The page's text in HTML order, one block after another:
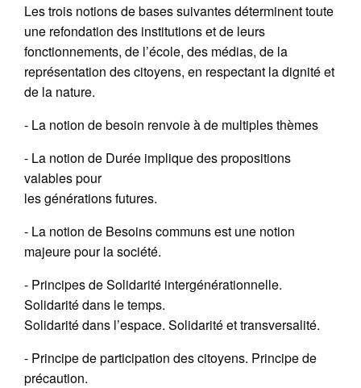
Les trois notions de bases suivantes déterminent toute
une refondation des institutions et de leurs
fonctionnements, de l’école, des médias, de la
représentation des citoyens, en respectant la dignité et
de la nature.
- La notion de besoin renvoie à de multiples thèmes
- La notion de Durée implique des propositions
valables pour
les générations futures.
- La notion de Besoins communs est une notion
majeure pour la société.
- Principes de Solidarité intergénérationnelle.
Solidarité dans le temps.
Solidarité dans l’espace. Solidarité et transversalité.
- Principe de participation des citoyens. Principe de
précaution.